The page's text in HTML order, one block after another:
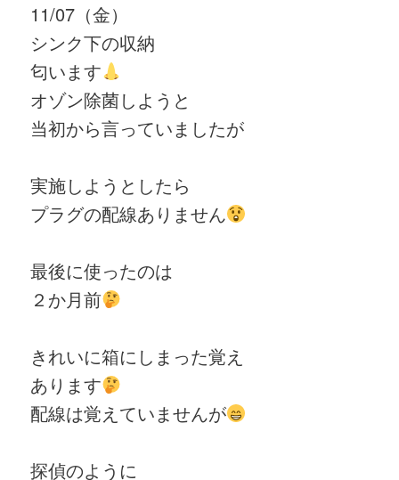
11/07（金）
シンク下の収納
匂います
オゾン除菌しようと
当初から言っていましたが
実施しようとしたら
プラグの配線ありません
最後に使ったのは
２か月前
きれいに箱にしまった覚え
あります
配線は覚えていませんが
探偵のように